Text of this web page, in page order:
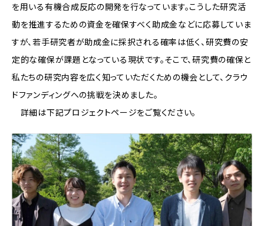
を用いる有機合成反応の開発を行なっています。こうした研究活
動を推進するための資金を確保すべく助成金などに応募していま
すが、若手研究者が助成金に採択される確率は低く、研究費の安
定的な確保が課題となっている現状です。そこで、研究費の確保と
私たちの研究内容を広く知っていただくための機会として、クラウ
ドファンディングへの挑戦を決めました。
詳細は下記プロジェクトページをご覧ください。